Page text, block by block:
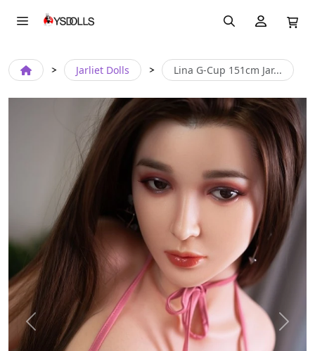
Jarliet Dolls Lina G-Cup 151cm Jar...
Previous Next